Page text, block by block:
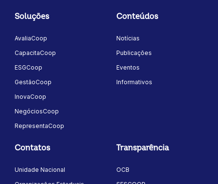
Soluções
AvaliaCoop
CapacitaCoop
ESGCoop
GestãoCoop
InovaCoop
NegóciosCoop
RepresentaCoop
Conteúdos
Notícias
Publicações
Eventos
Informativos
Contatos
Unidade Nacional
Transparência
OCB